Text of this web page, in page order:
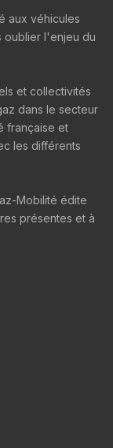
aux véhicules
oublier l'enjeu du
et collectivités
dans le secteur
française et
les différents
Mobilité édite
présentes et à